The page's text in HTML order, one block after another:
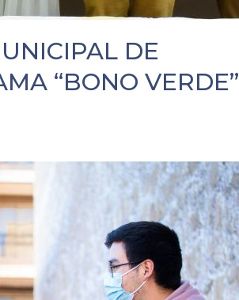
DE
“BONO VERDE”